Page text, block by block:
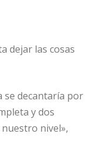
dejar las cosas
se decantaría por
y dos
nivel»,